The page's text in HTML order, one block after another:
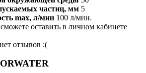
частиц, мм 5
max, л/мин 100 л/мин.
оставить в личном кабинете
отзывов :(